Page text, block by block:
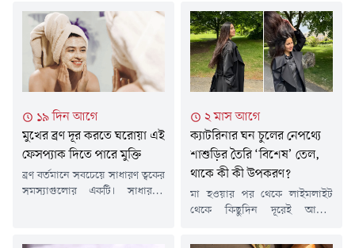
পিগমেন্টেশন দূর করার ক্রিম
ব্যবহার করে যখন ত্বকের দাগ
হালকা হতে শুরু করে, ঠিক তখনই
বর্ষার আগমন ঘটে। আর অমনি
সেই সব দাগ আবার আরও গাঢ়
হয়ে মুখে ফুটে ওঠে।রূপচর্চা
আসলে অন্য জায়গায়।...
তেল। মাথার ত্বকে তেল মালিশ
করলে রক্তসঞ্চালন ভালো হয়।
চুলের ফলিকলগুলো অক্সিজেন
পায়। ফলে চুলের গোড়া মজবুত
হয়। সে জন্য চুলে তেল দেওয়ার
১৯ দিন আগে
মুখের ব্রণ দূর করতে ঘরোয়া এই
ফেসপ্যাক দিতে পারে মুক্তি
ব্রণ বর্তমানে সবচেয়ে সাধারণ ত্বকের
সমস্যাগুলোর একটি। সাধারণত
২ মাস আগে
ক্যাটরিনার ঘন চুলের নেপথ্যে
শাশুড়ির তৈরি ‘বিশেষ’ তেল,
থাকে কী কী উপকরণ?
মা হওয়ার পর থেকে লাইমলাইট
থেকে কিছুদিন দূরেই আছেন
কাইফ। তবে সম্প্রতি সোশ্যাল